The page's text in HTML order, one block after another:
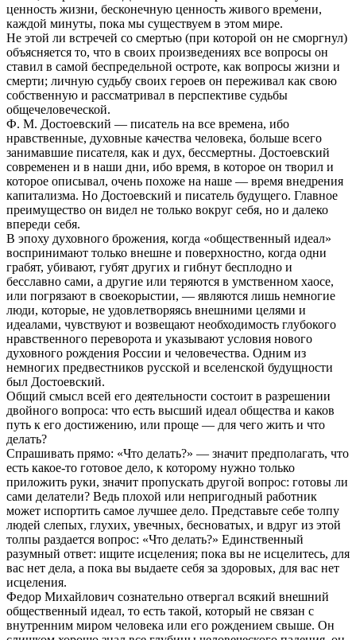
ценность жизни, бесконечную ценность живого времени,
каждой минуты, пока мы существуем в этом мире.
Не этой ли встречей со смертью (при которой он не сморгнул)
объясняется то, что в своих произведениях все вопросы он
ставил в самой беспредельной остроте, как вопросы жизни и
смерти; личную судьбу своих героев он переживал как свою
собственную и рассматривал в перспективе судьбы
общечеловеческой.
Ф. М. Достоевский — писатель на все времена, ибо
нравственные, духовные качества человека, больше всего
занимавшие писателя, как и дух, бессмертны. Достоевский
современен и в наши дни, ибо время, в которое он творил и
которое описывал, очень похоже на наше — время внедрения
капитализма. Но Достоевский и писатель будущего. Главное
преимущество он видел не только вокруг себя, но и далеко
впереди себя.
В эпоху духовного брожения, когда «общественный идеал»
воспринимают только внешне и поверхностно, когда одни
грабят, убивают, губят других и гибнут бесплодно и
бесславно сами, а другие или теряются в умственном хаосе,
или погрязают в своекорыстии, — являются лишь немногие
люди, которые, не удовлетворяясь внешними целями и
идеалами, чувствуют и возвещают необходимость глубокого
нравственного переворота и указывают условия нового
духовного рождения России и человечества. Одним из
немногих предвестников русской и вселенской будущности
был Достоевский.
Общий смысл всей его деятельности состоит в разрешении
двойного вопроса: что есть высший идеал общества и каков
путь к его достижению, или проще — для чего жить и что
делать?
Спрашивать прямо: «Что делать?» — значит предполагать, что
есть какое-то готовое дело, к которому нужно только
приложить руки, значит пропускать другой вопрос: готовы ли
сами делатели? Ведь плохой или непригодный работник
может испортить самое лучшее дело. Представьте себе толпу
людей слепых, глухих, увечных, бесноватых, и вдруг из этой
толпы раздается вопрос: «Что делать?» Единственный
разумный ответ: ищите исцеления; пока вы не исцелитесь, для
вас нет дела, а пока вы выдаете себя за здоровых, для вас нет
исцеления.
Федор Михайлович сознательно отвергал всякий внешний
общественный идеал, то есть такой, который не связан с
внутренним миром человека или его рождением свыше. Он